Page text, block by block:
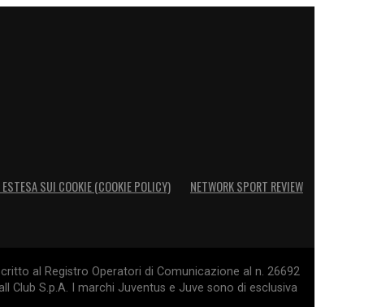
SUI COOKIE (COOKIE POLICY) NETWORK SPORT REVIEW
al Registro Operatori di Comunicazione al n. 26692
Club S.p.A. I marchi Juventus e Juve sono di esclusiva